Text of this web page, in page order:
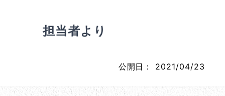
担当者より
公開日： 2021/04/23